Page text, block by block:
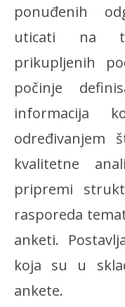
ponuđenih
uticati na
prikupljenih
počinje
informacija
određivanjem
kvalitetne
pripremi
rasporeda
anketi.
koja su u
ankete.